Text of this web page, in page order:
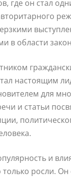
где он стал
в области
настоящим
для
и статьи
и
только росли.